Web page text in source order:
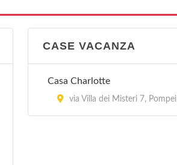
CASE VACANZA
Casa Charlotte
via Villa dei Misteri 7, Pompei